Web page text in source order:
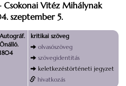
Csokonai Vitéz Mihálynak
szeptember 5.
Autográf.
Önálló.
1804
kritikai szöveg
olvasószöveg
szövegidentitás
keletkezéstörténeti jegyzet
hivatkozás